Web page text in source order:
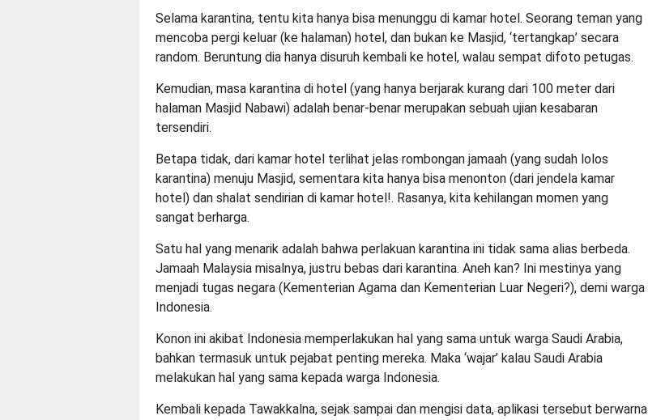
Selama karantina, tentu kita hanya bisa menunggu di kamar hotel. Seorang teman yang
mencoba pergi keluar (ke halaman) hotel, dan bukan ke Masjid, ‘tertangkap’ secara
random. Beruntung dia hanya disuruh kembali ke hotel, walau sempat difoto petugas.
Kemudian, masa karantina di hotel (yang hanya berjarak kurang dari 100 meter dari
halaman Masjid Nabawi) adalah benar-benar merupakan sebuah ujian kesabaran
tersendiri.
Betapa tidak, dari kamar hotel terlihat jelas rombongan jamaah (yang sudah lolos
karantina) menuju Masjid, sementara kita hanya bisa menonton (dari jendela kamar
hotel) dan shalat sendirian di kamar hotel!. Rasanya, kita kehilangan momen yang
sangat berharga.
Satu hal yang menarik adalah bahwa perlakuan karantina ini tidak sama alias berbeda.
Jamaah Malaysia misalnya, justru bebas dari karantina. Aneh kan? Ini mestinya yang
menjadi tugas negara (Kementerian Agama dan Kementerian Luar Negeri?), demi warga
Indonesia.
Konon ini akibat Indonesia memperlakukan hal yang sama untuk warga Saudi Arabia,
bahkan termasuk untuk pejabat penting mereka. Maka ‘wajar’ kalau Saudi Arabia
melakukan hal yang sama kepada warga Indonesia.
Kembali kepada Tawakkalna, sejak sampai dan mengisi data, aplikasi tersebut berwarna